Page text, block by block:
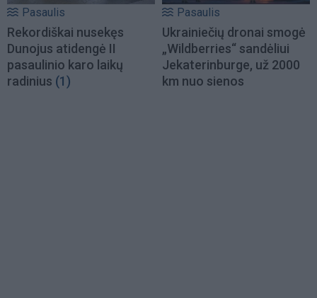
Pasaulis
Rekordiškai nusekęs
Dunojus atidengė II
pasaulinio karo laikų
radinius (1)
Pasaulis
Ukrainiečių dronai smogė
„Wildberries“ sandėliui
Jekaterinburge, už 2000
km nuo sienos